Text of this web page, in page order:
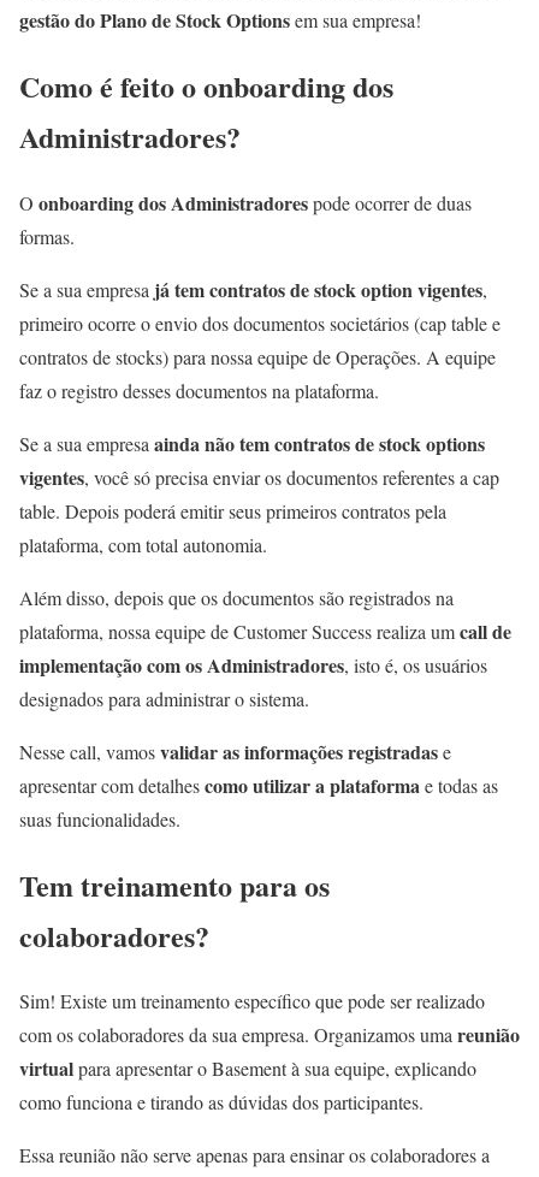
gestão do Plano de Stock Optionsem sua empresa!
Como é feito o onboarding dos
Administradores?
O onboarding dos Administradorespode ocorrer de duas
formas.
Se a sua empresa já tem contratos de stock option vigentes,
primeiro ocorre o envio dos documentos societários (cap table e
contratos de stocks) para nossa equipe de Operações. A equipe
faz o registro desses documentos na plataforma.
Se a sua empresa ainda não tem contratos de stock options
vigentes, você só precisa enviar os documentos referentes a cap
table. Depois poderá emitir seus primeiros contratos pela
plataforma, com total autonomia.
Além disso, depois que os documentos são registrados na
plataforma, nossa equipe de Customer Success realiza umcall de
implementação com os Administradores, isto é, os usuários
designados para administrar o sistema.
Nesse call, vamosvalidar as informações registradase
apresentar com detalhescomo utilizar a plataformae todas as
suas funcionalidades.
Tem treinamento para os
colaboradores?
Sim! Existe um treinamento específico que pode ser realizado
com os colaboradores da sua empresa. Organizamos umareunião
virtualpara apresentar o Basement à sua equipe, explicando
como funciona e tirando as dúvidas dos participantes.
Essa reunião não serve apenas para ensinar os colaboradores a